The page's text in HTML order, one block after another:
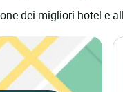
dei migliori hotel e